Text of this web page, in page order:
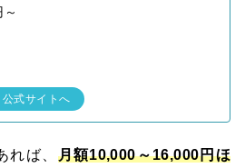
公式サイトへ
れば、 月額10,000～16,000円ほ